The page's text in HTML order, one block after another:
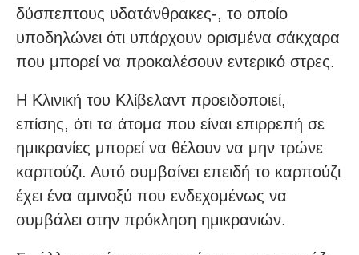
δύσπεπτους υδατάνθρακες-, το οποίο
υποδηλώνει ότι υπάρχουν ορισμένα σάκχαρα
που μπορεί να προκαλέσουν εντερικό στρες.
Η Κλινική του Κλίβελαντ προειδοποιεί,
επίσης, ότι τα άτομα που είναι επιρρεπή σε
ημικρανίες μπορεί να θέλουν να μην τρώνε
καρπούζι. Αυτό συμβαίνει επειδή το καρπούζι
έχει ένα αμινοξύ που ενδεχομένως να
συμβάλει στην πρόκληση ημικρανιών.